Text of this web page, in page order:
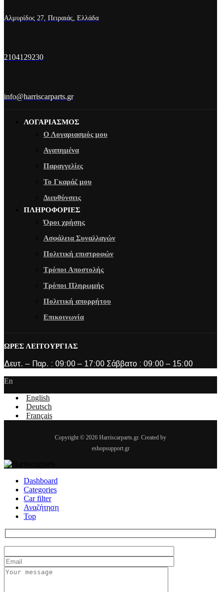
Αλμυρίδος 27, Πειραιάς, Ελλάδα
2104129230
info@harriscarparts.gr
ΛΟΓΑΡΙΑΣΜΟΣ
Ο Λογαριασμός μου
Αγαπημένα
Παραγγελίες
Το Γκαράζ μου
Διευθύνσεις
ΠΛΗΡΟΦΟΡΙΕΣ
Όροι χρήσης
Ασφάλεια Συναλλαγών
Πολιτική επιστροφών
Τρόποι Αποστολής
Τρόποι Πληρωμής
Πολιτική απορρήτου
Επικοινωνία
ΩΡΕΣ ΛΕΙΤΟΥΡΓΙΑΣ
Δευτ. – Παρ. : 09:00 – 17:00 Σάββατο : 09:00 – 15:00
En
English
Deutsch
Français
Copyright © 2026 Harriscarparts.gr. Created by
eshopsupport.gr
Dashboard
Categories
Car filter
Αναζήτηση
Top